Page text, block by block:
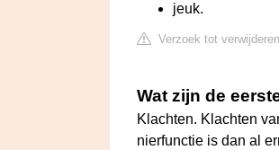
jeuk.
Verzoek tot
Wat zijn de
Klachten. Klachten
nierfunctie is dan al